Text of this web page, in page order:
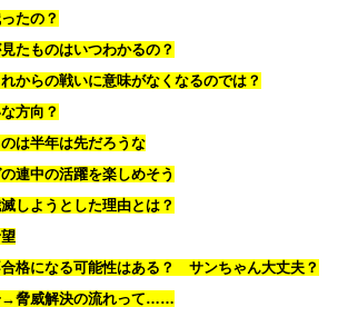
たの？
たものはいつわかるの？
からの戦いに意味がなくなるのでは？
方向？
は半年は先だろうな
連中の活躍を楽しめそう
しようとした理由とは？
合格になる可能性はある？ サンちゃん大丈夫？
→脅威解決の流れって……